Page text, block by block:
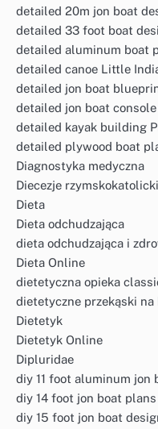
detailed 20m jon boat
detailed 33 foot boat
detailed aluminum boat
detailed canoe Little
detailed jon boat
detailed jon boat
detailed kayak building
detailed plywood boat
Diagnostyka medyczna
Diecezje
Dieta
Dieta odchudzająca
dieta odchudzająca i
Dieta Online
dietetyczna opieka
dietetyczne przekąski na
Dietetyk
Dietetyk Online
Dipluridae
diy 11 foot aluminum jon
diy 14 foot jon boat plans
diy 15 foot jon boat